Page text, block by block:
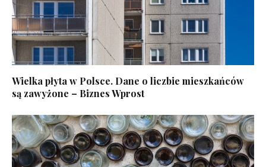
Wielka płyta w Polsce. Dane o liczbie mieszkańców
są zawyżone – Biznes Wprost